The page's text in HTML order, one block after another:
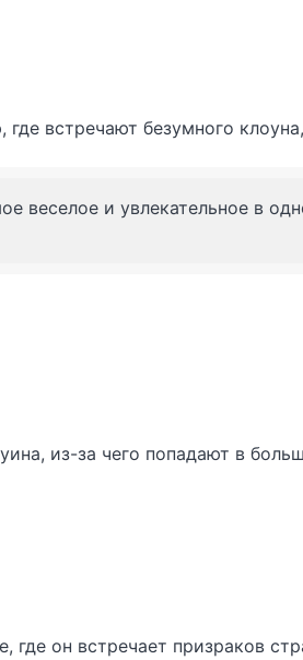
встречают безумного
веселое и увлекательное в
из-за чего попадают в
он встречает призраков